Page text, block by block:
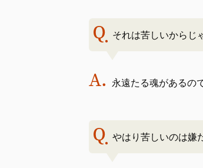
それは苦しいからじ
永遠たる魂があるの
やはり苦しいのは嫌